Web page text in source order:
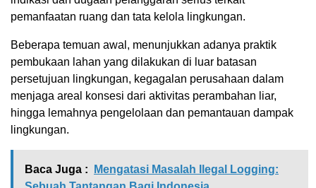
pemanfaatan ruang dan tata kelola lingkungan.
Beberapa temuan awal, menunjukkan adanya praktik
pembukaan lahan yang dilakukan di luar batasan
persetujuan lingkungan, kegagalan perusahaan dalam
menjaga areal konsesi dari aktivitas perambahan liar,
hingga lemahnya pengelolaan dan pemantauan dampak
lingkungan.
Baca Juga :
Mengatasi Masalah Ilegal Logging: